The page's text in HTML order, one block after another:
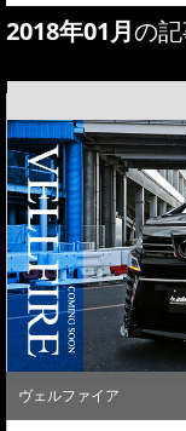
2018年01月の記
ヴェルファイア